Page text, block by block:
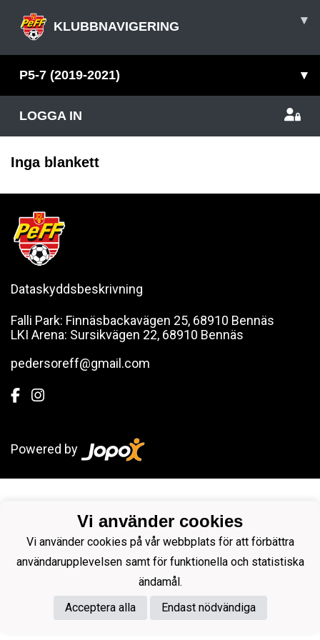
KLUBBNAVIGERING ▾
P5-7 (2019-2021) ▾
LOGGA IN
Inga blankett
Dataskyddsbeskrivning
Falli Park: Finnäsbackavägen 25, 68910 Bennäs
LKI Arena: Sursikvägen 22, 68910 Bennäs
pedersoreff@gmail.com
Powered by
Vi använder cookies
Vi använder cookies på vår webbplats för att förbättra
användarupplevelsen samt för funktionella och statistiska
ändamål.
Acceptera alla
Endast nödvändiga